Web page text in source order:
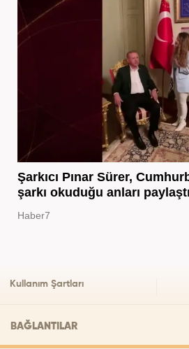
Şarkıcı Pınar Sürer,
şarkı okuduğu anları paylaştı
Haber7
Kullanım Şartları
BAĞLANTILAR